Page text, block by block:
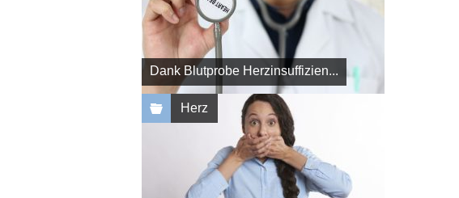
Dank Blutprobe Herzinsuffizien...
Herz